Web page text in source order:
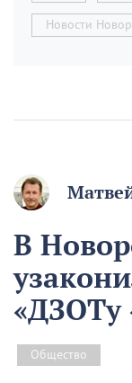
Новости
В
«ДЗОТу
Общество